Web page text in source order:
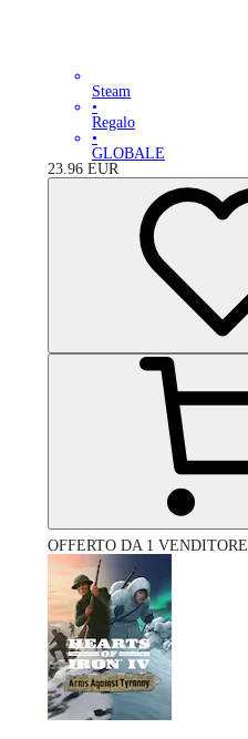
Steam
•
Regalo
•
GLOBALE
23.96 EUR
OFFERTO DA 1 VENDITORE